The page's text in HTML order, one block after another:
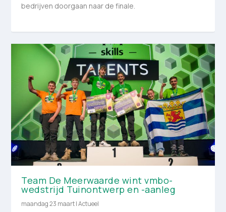
bedrijven doorgaan naar de finale.
Team De Meerwaarde wint vmbo-
wedstrijd Tuinontwerp en -aanleg
maandag 23 maart|Actueel